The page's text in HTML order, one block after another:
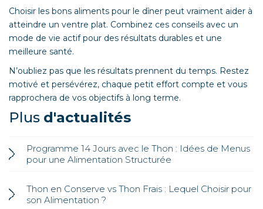
Choisir les bons aliments pour le dîner peut vraiment aider à
atteindre un ventre plat. Combinez ces conseils avec un
mode de vie actif pour des résultats durables et une
meilleure santé.
N’oubliez pas que les résultats prennent du temps. Restez
motivé et persévérez, chaque petit effort compte et vous
rapprochera de vos objectifs à long terme.
Plus d'actualités
Programme 14 Jours avec le Thon : Idées de Menus
pour une Alimentation Structurée
Thon en Conserve vs Thon Frais : Lequel Choisir pour
son Alimentation ?